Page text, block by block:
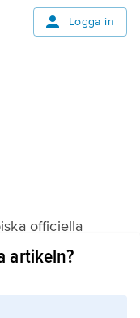
Logga in
officiella
framför allt
artikeln?